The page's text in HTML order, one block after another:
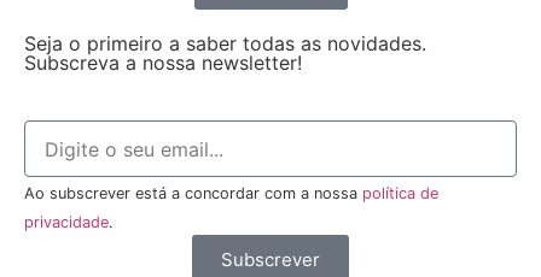
Seja o primeiro a saber todas as novidades.
Subscreva a nossa newsletter!
Ao subscrever está a concordar com a nossa política de
privacidade.
Subscrever